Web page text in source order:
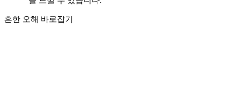
흔한 오해 바로잡기